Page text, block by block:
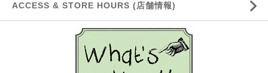
ACCESS & STORE HOURS (店舗情報)